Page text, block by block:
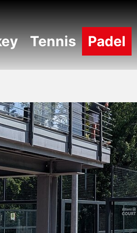
Tennis Padel